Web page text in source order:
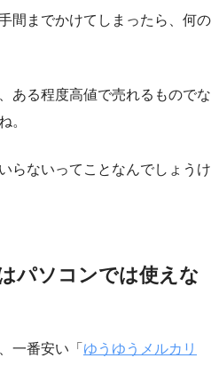
間までかけてしまったら、何の
ある程度高値で売れるものでな
。
らないってことなんでしょうけ
パソコンでは使えな
一番安い「 ゆうゆうメルカリ